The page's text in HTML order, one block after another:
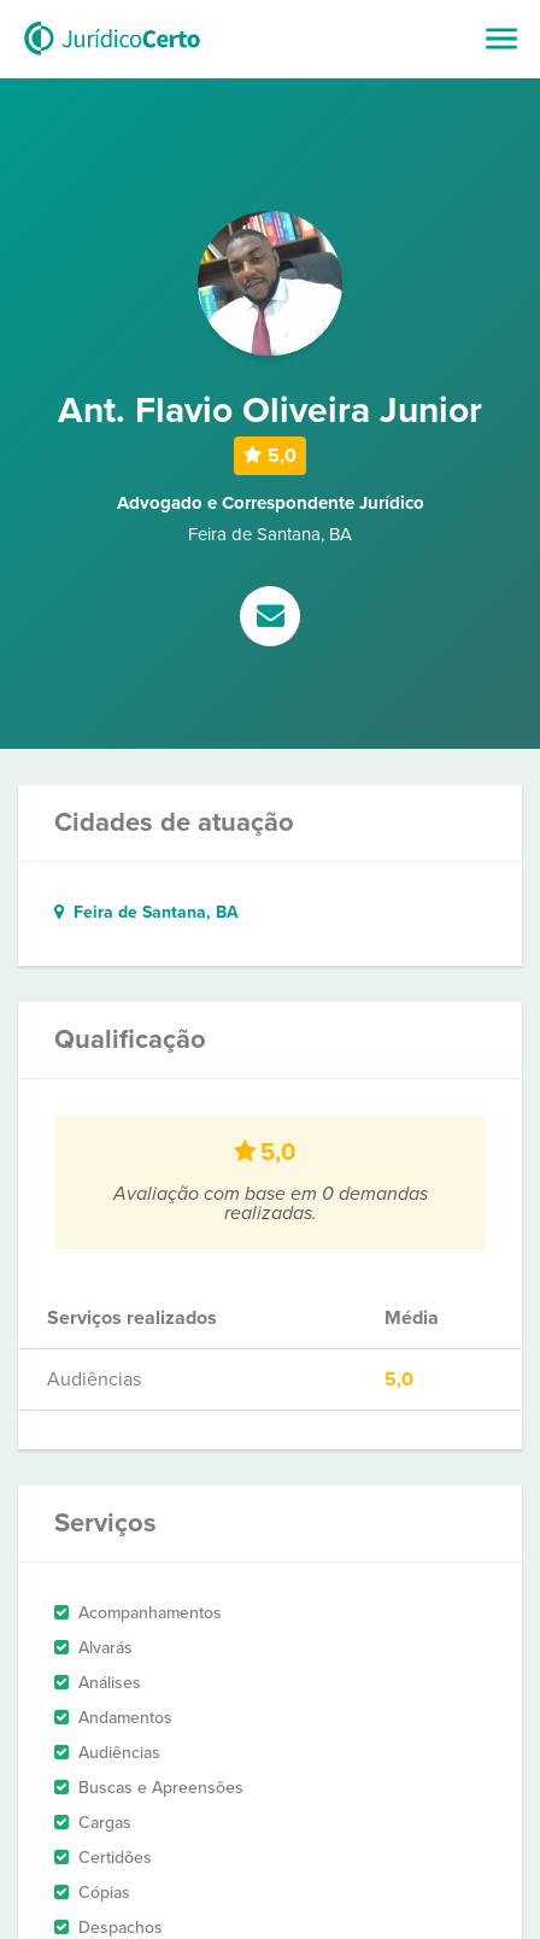
Ant. Flavio Oliveira Junior
5,0
Advogado e Correspondente Jurídico
Feira de Santana, BA
Cidades de atuação
Feira de Santana, BA
Qualificação
5,0
Avaliação com base em 0 demandas
realizadas.
Serviços realizados Média
Audiências 5,0
Serviços
Acompanhamentos
Alvarás
Análises
Andamentos
Audiências
Buscas e Apreensões
Cargas
Certidões
Cópias
Despachos